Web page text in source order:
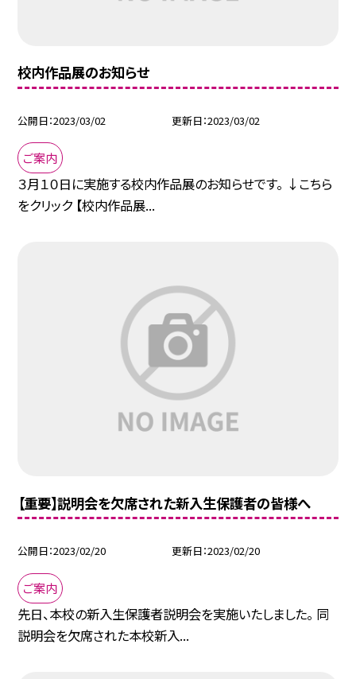
校内作品展のお知らせ
公開日 2023/03/02 更新日 2023/03/02
ご案内
３月１０日に実施する校内作品展のお知らせです。 ↓こちら
をクリック 【校内作品展...
【重要】説明会を欠席された新入生保護者の皆様へ
公開日 2023/02/20 更新日 2023/02/20
ご案内
先日、本校の新入生保護者説明会を実施いたしました。 同
説明会を欠席された本校新入...